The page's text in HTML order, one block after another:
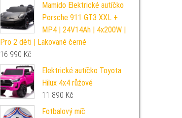
Mamido Elektrické autíčko
Porsche 911 GT3 XXL +
MP4 | 24V14Ah | 4x200W |
Pro 2 děti | Lakované černé
16 990 Kč
Elektrické autíčko Toyota
Hilux 4x4 růžové
11 890 Kč
Fotbalový míč